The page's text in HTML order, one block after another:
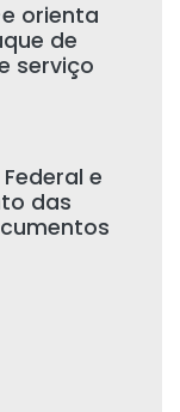
orienta
de
serviço
e
das